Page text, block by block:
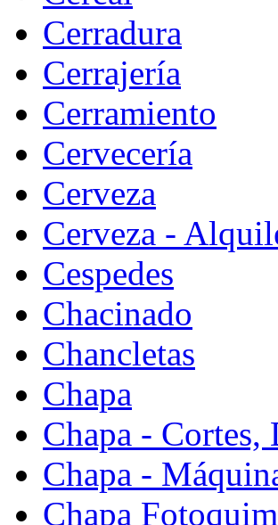
Cerradura
Cerrajería
Cerramiento
Cervecería
Cerveza
Cerveza -
Cespedes
Chacinado
Chancletas
Chapa
Chapa - Cortes,
Chapa -
Chapa